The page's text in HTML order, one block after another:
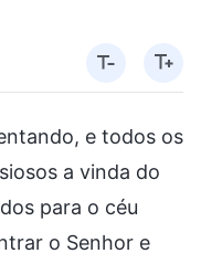
e todos os
a vinda do
para o céu
o Senhor e